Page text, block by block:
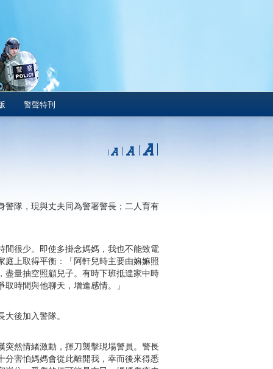
警聲特刊
隊，現與丈夫同為警署警長；二人育有
很少。即使多掛念媽媽，我也不能致電
上取得平衡：「阿軒兒時主要由嫲嫲照
盡量抽空照顧兒子。有時下班抵達家中時
時間與他聊天，增進感情。」
後加入警隊。
然情緒激動，揮刀襲擊現場警員。警長
害怕媽媽會從此離開我，幸而後來得悉